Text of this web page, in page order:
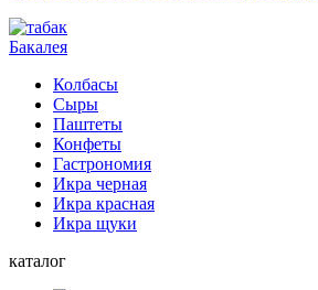
Бакалея
Колбасы
Сыры
Паштеты
Конфеты
Гастрономия
Икра черная
Икра красная
Икра щуки
каталог